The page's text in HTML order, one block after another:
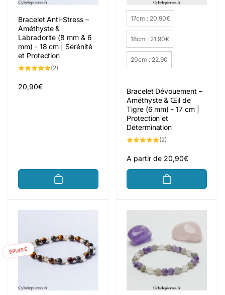
Bracelet Anti-Stress –
Améthyste &
Labradorite (8 mm & 6
mm) - 18 cm | Sérénité
et Protection
(2)
Prix
20,90€
Taille du bracelet
17cm : 20.90€
18cm : 21.90€
20cm : 22.90
Bracelet Dévouement –
Améthyste & Œil de
Tigre (6 mm) - 17 cm |
Protection et
Détermination
(2)
critiques
Prix
habituel
A partir de 20,90€
ÉPUISÉ